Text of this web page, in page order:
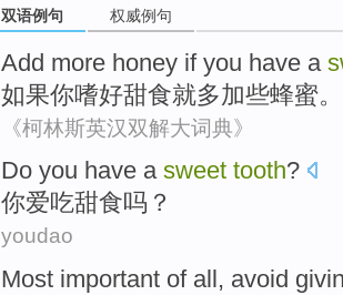
双语例句 权威例句
Add more honey if you have a
如果你嗜好甜食就多加些蜂蜜。
《柯林斯英汉双解大词典》
Do you have a sweet tooth?
你爱吃甜食吗？
youdao
Most important of all, avoid